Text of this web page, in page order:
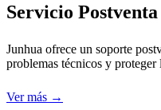
Servicio Postventa
Junhua ofrece un soporte
problemas técnicos y proteger
Ver más →